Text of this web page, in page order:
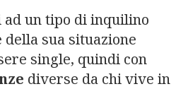
ad un tipo di inquilino
sua situazione
single, quindi con
diverse da chi vive in